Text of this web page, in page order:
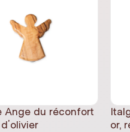
Ange du réconfort
or,